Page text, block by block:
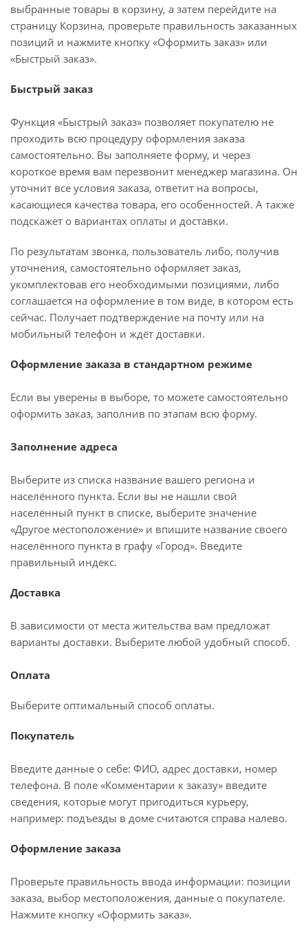
выбранные товары в корзину, а затем перейдите на
страницу Корзина, проверьте правильность заказанных
позиций и нажмите кнопку «Оформить заказ» или
«Быстрый заказ».
Быстрый заказ
Функция «Быстрый заказ» позволяет покупателю не
проходить всю процедуру оформления заказа
самостоятельно. Вы заполняете форму, и через
короткое время вам перезвонит менеджер магазина. Он
уточнит все условия заказа, ответит на вопросы,
касающиеся качества товара, его особенностей. А также
подскажет о вариантах оплаты и доставки.
По результатам звонка, пользователь либо, получив
уточнения, самостоятельно оформляет заказ,
укомплектовав его необходимыми позициями, либо
соглашается на оформление в том виде, в котором есть
сейчас. Получает подтверждение на почту или на
мобильный телефон и ждёт доставки.
Оформление заказа в стандартном режиме
Если вы уверены в выборе, то можете самостоятельно
оформить заказ, заполнив по этапам всю форму.
Заполнение адреса
Выберите из списка название вашего региона и
населённого пункта. Если вы не нашли свой
населённый пункт в списке, выберите значение
«Другое местоположение» и впишите название своего
населённого пункта в графу «Город». Введите
правильный индекс.
Доставка
В зависимости от места жительства вам предложат
варианты доставки. Выберите любой удобный способ.
Оплата
Выберите оптимальный способ оплаты.
Покупатель
Введите данные о себе: ФИО, адрес доставки, номер
телефона. В поле «Комментарии к заказу» введите
сведения, которые могут пригодиться курьеру,
например: подъезды в доме считаются справа налево.
Оформление заказа
Проверьте правильность ввода информации: позиции
заказа, выбор местоположения, данные о покупателе.
Нажмите кнопку «Оформить заказ».